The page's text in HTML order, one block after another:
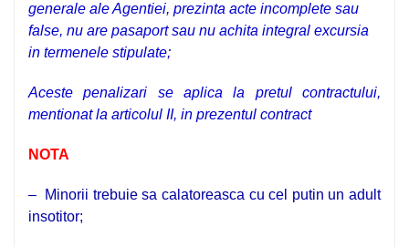
generale ale Agentiei, prezinta acte incomplete sau
false, nu are pasaport sau nu achita integral excursia
in termenele stipulate;
Aceste penalizari se aplica la pretul contractului,
mentionat la articolul II, in prezentul contract
NOTA
– Minorii trebuie sa calatoreasca cu cel putin un adult
insotitor;